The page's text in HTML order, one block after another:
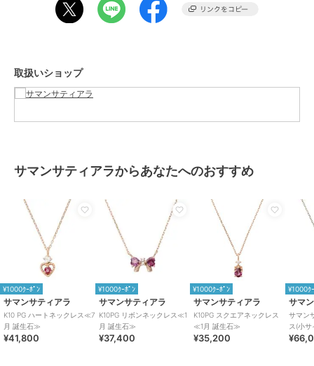
取扱いショップ
サマンサティアラからあなたへのおすすめ
¥1000ｸｰﾎﾟﾝ
サマンサティアラ
K10 PG ハートネックレス≪7
月 誕生石≫
¥41,800
¥1000ｸｰﾎﾟﾝ
サマンサティアラ
K10PG リボンネックレス≪1
月 誕生石≫
¥37,400
¥1000ｸｰﾎﾟﾝ
サマンサティアラ
K10PG スクエアネックレス
≪1月 誕生石≫
¥35,200
¥1000ｸ
サマ
サマン
ス(小サ